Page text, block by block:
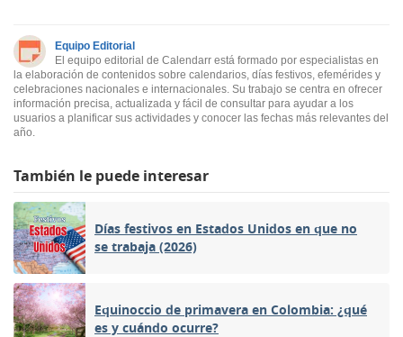
Equipo Editorial
El equipo editorial de Calendarr está formado por especialistas en
la elaboración de contenidos sobre calendarios, días festivos, efemérides y
celebraciones nacionales e internacionales. Su trabajo se centra en ofrecer
información precisa, actualizada y fácil de consultar para ayudar a los
usuarios a planificar sus actividades y conocer las fechas más relevantes del
año.
También le puede interesar
Días festivos en Estados Unidos en que no
se trabaja (2026)
Equinoccio de primavera en Colombia: ¿qué
es y cuándo ocurre?